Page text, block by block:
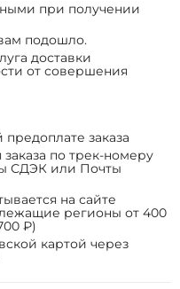
при получении
подошло.
доставки
от совершения
заказа
по трек-номеру
СДЭК или Почты
на сайте
регионы от 400
₽)
картой через